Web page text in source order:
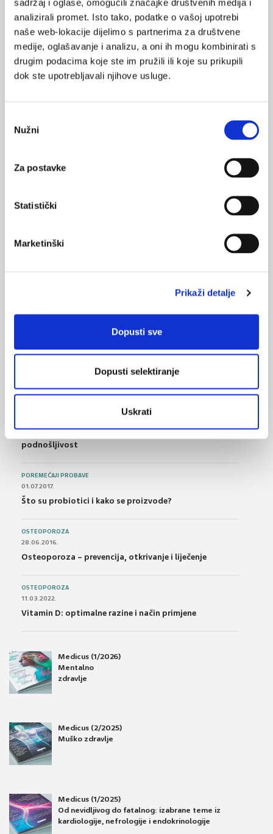
sadržaj i oglase, omogućili značajke društvenih medija i
analizirali promet. Isto tako, podatke o vašoj upotrebi
naše web-lokacije dijelimo s partnerima za društvene
medije, oglašavanje i analizu, a oni ih mogu kombinirati s
drugim podacima koje ste im pružili ili koje su prikupili
dok ste upotrebljavali njihove usluge.
pristanka
Nužni
Za postavke
Statistički
Marketinški
Prikaži detalje
Dopusti sve
Dopusti selektiranje
Uskrati
VEZANI SADRŽAJ
09.03.2021.
Novosti u dijagnostici i liječenju križobolje
Suradljivost bolesnika s adolescentnom
19.02.2020.
BOL
Bolna leđa - medicinske vježbe (nove smjernice)
Nesteroidni antireumatici i gastrointestinalna
podnošljivost
POREMEĆAJI PROBAVE
01.07.2017.
Što su probiotici i kako se proizvode?
OSTEOPOROZA
28.06.2016.
Osteoporoza – prevencija, otkrivanje i liječenje
OSTEOPOROZA
11.03.2022.
Vitamin D: optimalne razine i način primjene
Medicus (1/2026)
Mentalno
zdravlje
Medicus (2/2025)
Muško zdravlje
Medicus (1/2025)
Od nevidljivog do fatalnog: izabrane teme iz
kardiologije, nefrologije i endokrinologije